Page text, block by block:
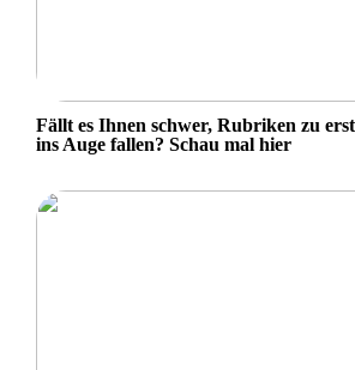
Fällt es Ihnen schwer, Rubriken zu
ins Auge fallen? Schau mal hier